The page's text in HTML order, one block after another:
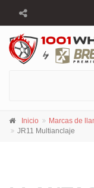
Inicio Marcas de
JR11 Multianclaje